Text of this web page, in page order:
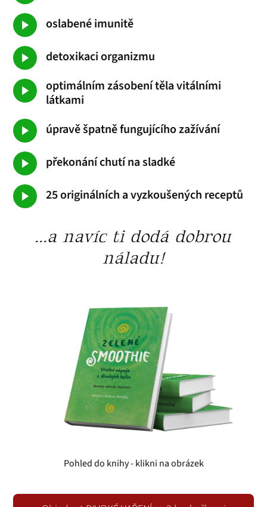
oslabené imunitě
detoxikaci organizmu
optimálním zásobení těla vitálními
látkami
úpravě špatně fungujícího zažívání
překonání chutí na sladké
25 originálních a vyzkoušených receptů
...a navíc ti dodá dobrou
náladu!
Pohled do knihy - klikni na obrázek